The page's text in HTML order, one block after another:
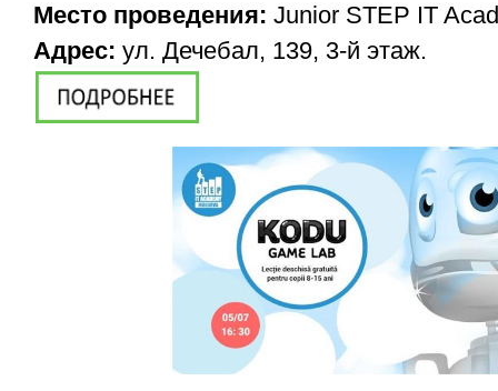
Место проведения: Junior STEP IT
Адрес: ул. Дечебал, 139, 3-й этаж.